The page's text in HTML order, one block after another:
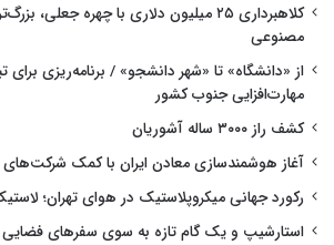
کلاهبرداری ۲۵ میلیون دلاری با چهره
مصنوعی
از «دانشگاه» تا «شهر دانشجو» / برنامه‌ریزی
مهارت‌افزایی جنوب کشور
کشف راز ۳۰۰۰ ساله آشوریان
آغاز هوشمندسازی معادن ایران با کمک شرکت‌های
رکورد جهانی میکروپلاستیک در هوای تهران؛
استارشیپ و یک گام تازه به سوی سفرهای فضایی